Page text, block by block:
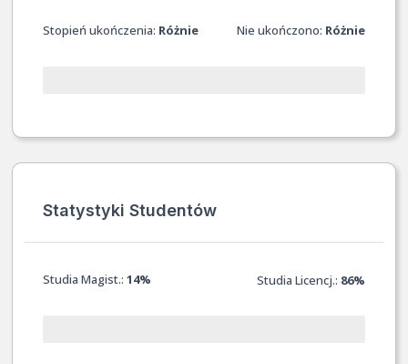
Stopień ukończenia: Różnie Nie ukończono: Różnie
Statystyki Studentów
Studia Magist.: 14% Studia Licencj.: 86%